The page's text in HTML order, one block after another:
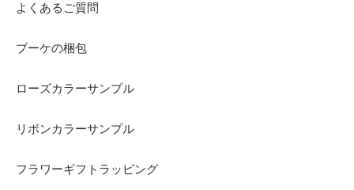
よくあるご質問
ブーケの梱包
ローズカラーサンプル
リボンカラーサンプル
フラワーギフトラッピング